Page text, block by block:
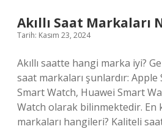
Akıllı Saat Markaları
Tarih: Kasım 23, 2024
Akıllı saatte hangi marka iyi?
saat markaları şunlardır:
Smart Watch, Huawei Smart
Watch olarak bilinmektedir. En
markaları hangileri? Kaliteli